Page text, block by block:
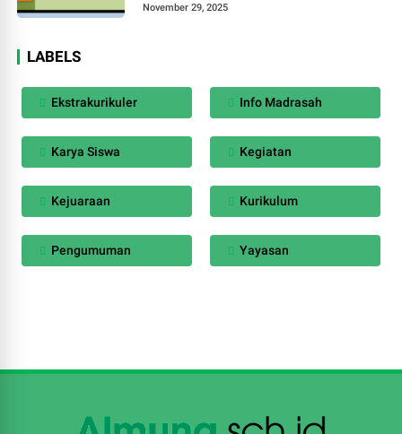
November 29, 2025
LABELS
Ekstrakurikuler Info Madrasah
Karya Siswa Kegiatan
Kejuaraan Kurikulum
Pengumuman Yayasan